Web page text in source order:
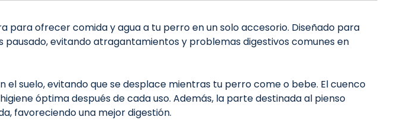
ofrecer comida y agua a tu perro en un solo accesorio. Diseñado para
evitando atragantamientos y problemas digestivos comunes en
suelo, evitando que se desplace mientras tu perro come o bebe. El cuenco
óptima después de cada uso. Además, la parte destinada al pienso
favoreciendo una mejor digestión.